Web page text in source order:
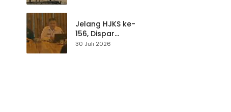
Waspada
Jelang HJKS ke-
156, Dispar
Kabupaten
30 Juli 2026